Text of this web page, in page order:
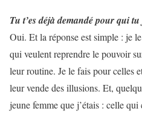
Tu t’es déjà demandé pour qui
Oui. Et la réponse est simple : je
qui veulent reprendre le pouvoir
leur routine. Je le fais pour celles
leur vende des illusions. Et,
jeune femme que j’étais : celle